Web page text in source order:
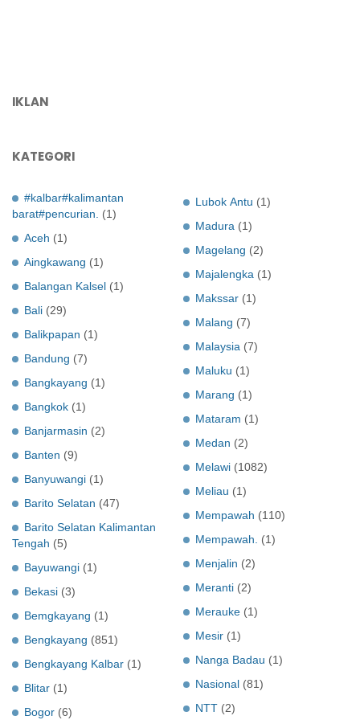
IKLAN
KATEGORI
#kalbar#kalimantan
barat#pencurian.
(1)
Aceh (1)
Aingkawang (1)
Balangan Kalsel (1)
Bali (29)
Balikpapan (1)
Bandung (7)
Bangkayang (1)
Bangkok (1)
Banjarmasin (2)
Banten (9)
Banyuwangi (1)
Barito Selatan (47)
Barito Selatan Kalimantan
Tengah (5)
Bayuwangi (1)
Bekasi (3)
Bemgkayang (1)
Bengkayang (851)
Bengkayang Kalbar (1)
Blitar (1)
Bogor (6)
Lubok Antu (1)
Madura (1)
Magelang (2)
Majalengka (1)
Makssar (1)
Malang (7)
Malaysia (7)
Maluku (1)
Marang (1)
Mataram (1)
Medan (2)
Melawi (1082)
Meliau (1)
Mempawah (110)
Mempawah.
(1)
Menjalin (2)
Meranti (2)
Merauke (1)
Mesir (1)
Nanga Badau (1)
Nasional (81)
NTT (2)